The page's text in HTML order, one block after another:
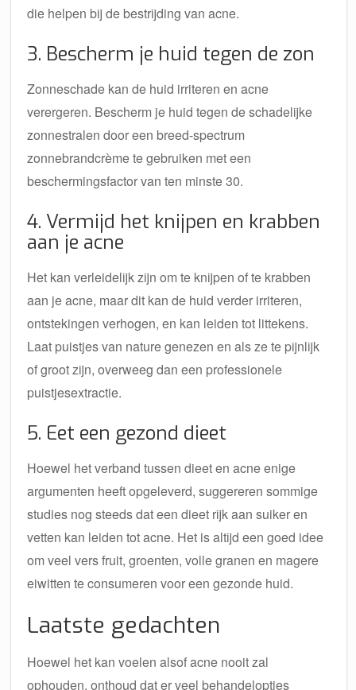
die helpen bij de bestrijding van acne.
3. Bescherm je huid tegen de zon
Zonneschade kan de huid irriteren en acne
verergeren. Bescherm je huid tegen de schadelijke
zonnestralen door een breed-spectrum
zonnebrandcrème te gebruiken met een
beschermingsfactor van ten minste 30.
4. Vermijd het knijpen en krabben
aan je acne
Het kan verleidelijk zijn om te knijpen of te krabben
aan je acne, maar dit kan de huid verder irriteren,
ontstekingen verhogen, en kan leiden tot littekens.
Laat puistjes van nature genezen en als ze te pijnlijk
of groot zijn, overweeg dan een professionele
puistjesextractie.
5. Eet een gezond dieet
Hoewel het verband tussen dieet en acne enige
argumenten heeft opgeleverd, suggereren sommige
studies nog steeds dat een dieet rijk aan suiker en
vetten kan leiden tot acne. Het is altijd een goed idee
om veel vers fruit, groenten, volle granen en magere
eiwitten te consumeren voor een gezonde huid.
Laatste gedachten
Hoewel het kan voelen alsof acne nooit zal
ophouden, onthoud dat er veel behandelopties